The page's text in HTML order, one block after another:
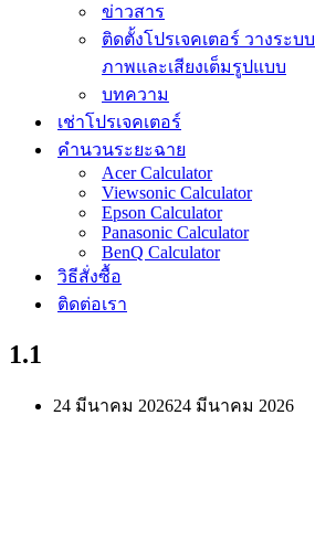
ข่าวสาร
ติดตั้งโปรเจคเตอร์ วางระบบ
ภาพและเสียงเต็มรูปแบบ
บทความ
เช่าโปรเจคเตอร์
คำนวนระยะฉาย
Acer Calculator
Viewsonic Calculator
Epson Calculator
Panasonic Calculator
BenQ Calculator
วิธีสั่งซื้อ
ติดต่อเรา
1.1
24 มีนาคม 202624 มีนาคม 2026